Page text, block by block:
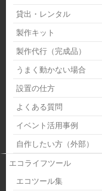
貸出・レンタル
製作キット
製作代行（完成品）
うまく動かない場合
設置の仕方
よくある質問
イベント活用事例
自作したい方（外部）
エコライフツール
エコツール集